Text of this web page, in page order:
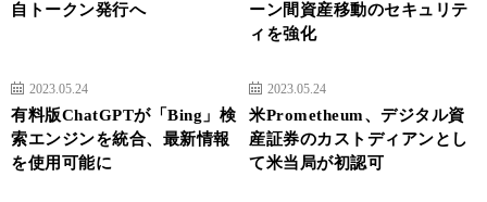
自トークン発行へ
ーン間資産移動のセキュリテ
ィを強化
2023.05.24
有料版ChatGPTが「Bing」検
索エンジンを統合、最新情報
を使用可能に
2023.05.24
米Prometheum、デジタル資
産証券のカストディアンとし
て米当局が初認可